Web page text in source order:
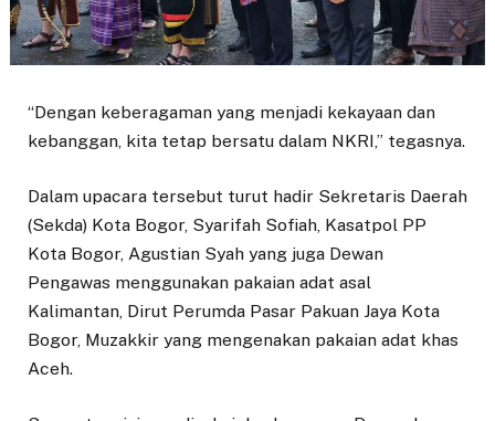
“Dengan keberagaman yang menjadi kekayaan dan
kebanggan, kita tetap bersatu dalam NKRI,” tegasnya.
Dalam upacara tersebut turut hadir Sekretaris Daerah
(Sekda) Kota Bogor, Syarifah Sofiah, Kasatpol PP
Kota Bogor, Agustian Syah yang juga Dewan
Pengawas menggunakan pakaian adat asal
Kalimantan, Dirut Perumda Pasar Pakuan Jaya Kota
Bogor, Muzakkir yang mengenakan pakaian adat khas
Aceh.